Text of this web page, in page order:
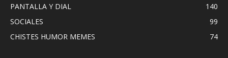
PANTALLA Y DIAL
140
SOCIALES
99
CHISTES HUMOR MEMES
74